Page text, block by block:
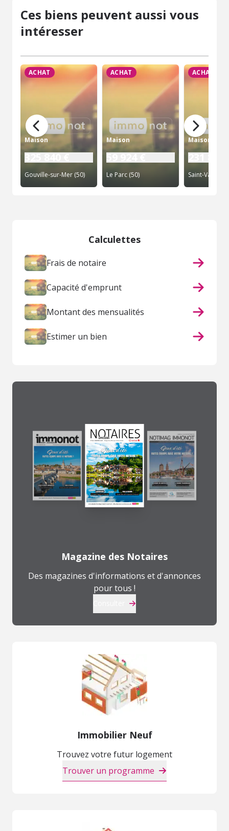
Ces biens peuvent aussi vous
intéresser
ACHAT
Maison
Gouville-sur-Mer (50)
ACHAT
Maison
Le Parc (50)
ACHAT
Maison
Calculettes
Frais de notaire
Capacité d'emprunt
Montant des mensualités
Estimer un bien
Magazine des Notaires
Des magazines d'informations et d'annonces
pour tous !
Immobilier Neuf
Trouvez votre futur logement
Trouver un programme